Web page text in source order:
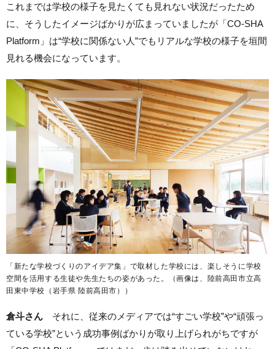
これまでは学校の様子を見たくても見れない状況だったため
に、そうしたイメージばかりが広まっていましたが「CO-SHA
Platform」は“学校に関係ない人”でもリアルな学校の様子を垣間
見れる機会になっています。
「新たな学校づくりのアイデア集」で取材した学校には、楽しそうに学校
空間を活用する生徒や先生たちの姿があった。（画像は、陸前高田市立高
田東中学校（岩手県 陸前高田市））
倉斗さん それに、従来のメディアでは“すごい学校”や“頑張っ
ている学校”という成功事例ばかりが取り上げられがちですが